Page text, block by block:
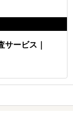
サービス｜